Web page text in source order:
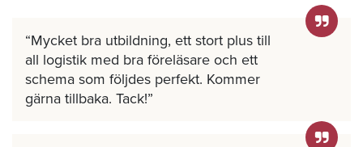
Mycket bra utbildning, ett stort plus till
all logistik med bra föreläsare och ett
schema som följdes perfekt. Kommer
gärna tillbaka. Tack!